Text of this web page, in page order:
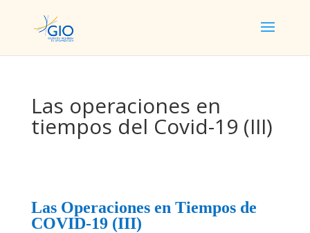
Las operaciones en
tiempos del Covid-19 (III)
Las Operaciones en Tiempos de
COVID-19 (III)